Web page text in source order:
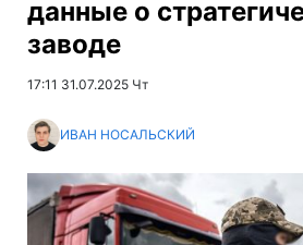
данные о
заводе
17:11 31.07.2025 Чт
ИВАН НОСАЛЬСКИЙ